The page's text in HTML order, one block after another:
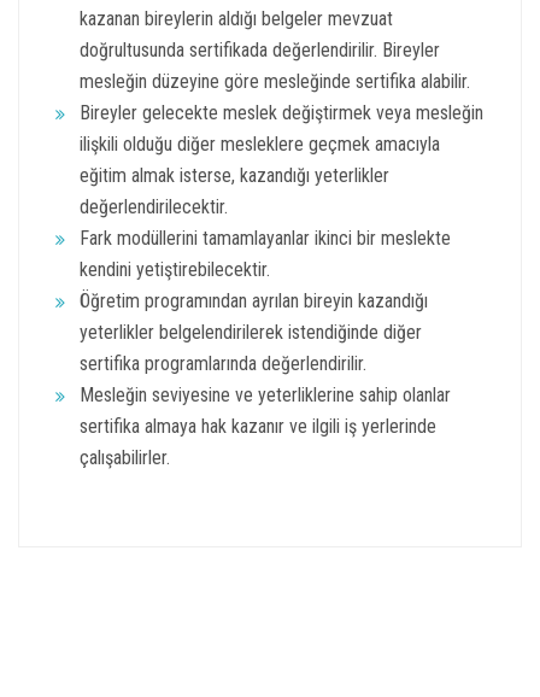
kazanan bireylerin aldığı belgeler mevzuat
doğrultusunda sertifikada değerlendirilir. Bireyler
mesleğin düzeyine göre mesleğinde sertifika alabilir.
Bireyler gelecekte meslek değiştirmek veya mesleğin
ilişkili olduğu diğer mesleklere geçmek amacıyla
eğitim almak isterse, kazandığı yeterlikler
değerlendirilecektir.
Fark modüllerini tamamlayanlar ikinci bir meslekte
kendini yetiştirebilecektir.
Öğretim programından ayrılan bireyin kazandığı
yeterlikler belgelendirilerek istendiğinde diğer
sertifika programlarında değerlendirilir.
Mesleğin seviyesine ve yeterliklerine sahip olanlar
sertifika almaya hak kazanır ve ilgili iş yerlerinde
çalışabilirler.